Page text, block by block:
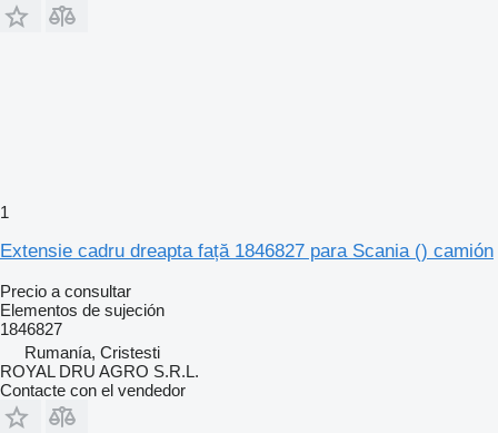
1
Extensie cadru dreapta față 1846827 para Scania () camión
Precio a consultar
Elementos de sujeción
1846827
Rumanía, Cristesti
ROYAL DRU AGRO S.R.L.
Contacte con el vendedor